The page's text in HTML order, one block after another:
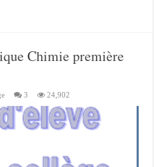
Chimie première
3 24,902